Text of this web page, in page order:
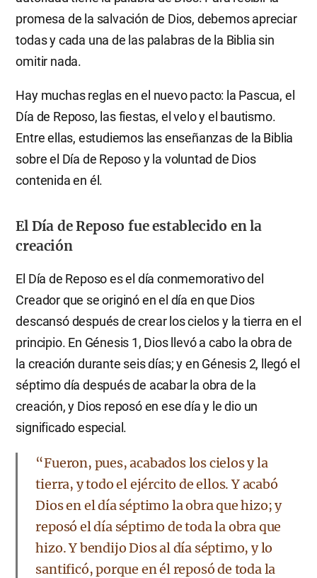
promesa de la salvación de Dios, debemos apreciar
todas y cada una de las palabras de la Biblia sin
omitir nada.
Hay muchas reglas en el nuevo pacto: la Pascua, el
Día de Reposo, las fiestas, el velo y el bautismo.
Entre ellas, estudiemos las enseñanzas de la Biblia
sobre el Día de Reposo y la voluntad de Dios
contenida en él.
El Día de Reposo fue establecido en la
creación
El Día de Reposo es el día conmemorativo del
Creador que se originó en el día en que Dios
descansó después de crear los cielos y la tierra en el
principio. En Génesis 1, Dios llevó a cabo la obra de
la creación durante seis días; y en Génesis 2, llegó el
séptimo día después de acabar la obra de la
creación, y Dios reposó en ese día y le dio un
significado especial.
“Fueron, pues, acabados los cielos y la
tierra, y todo el ejército de ellos. Y acabó
Dios en el día séptimo la obra que hizo; y
reposó el día séptimo de toda la obra que
hizo. Y bendijo Dios al día séptimo, y lo
santificó, porque en él reposó de toda la